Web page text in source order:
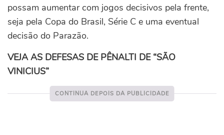
possam aumentar com jogos decisivos pela frente,
seja pela Copa do Brasil, Série C e uma eventual
decisão do Parazão.
VEJA AS DEFESAS DE PÊNALTI DE “SÃO
VINICIUS”